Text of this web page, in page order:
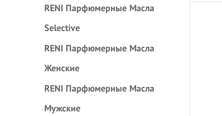
RENI Парфюмерные Масла
Selective
RENI Парфюмерные Масла
Женские
RENI Парфюмерные Масла
Мужские